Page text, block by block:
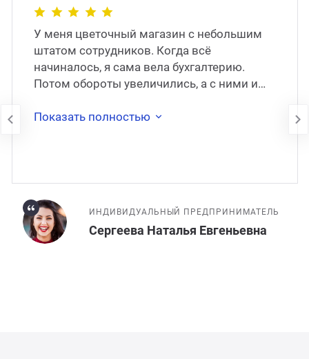
У меня цветочный магазин с небольшим
штатом сотрудников. Когда всё
начиналось, я сама вела бухгалтерию.
Потом обороты увеличились, а с ними и
наняла штатног�
Показать полностью
ИНДИВИДУАЛЬНЫЙ ПРЕДПРИНИМАТЕЛЬ
Сергеева Наталья Евгеньевна